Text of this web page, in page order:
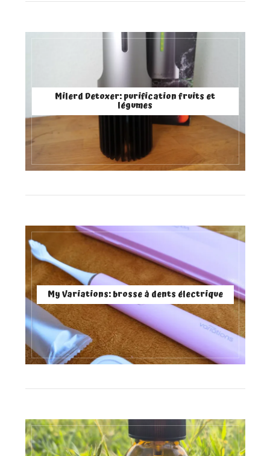
Milerd Detoxer: purification fruits et
légumes
My Variations: brosse à dents électrique